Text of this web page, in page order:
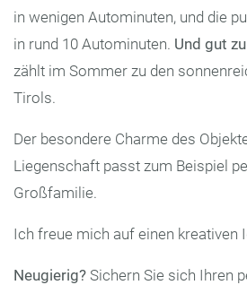
in wenigen Autominuten, und die
in rund 10 Autominuten. Und gut
zählt im Sommer zu den
Tirols.
Der besondere Charme des
Liegenschaft passt zum Beispiel
Großfamilie.
Ich freue mich auf einen kreativen
Neugierig? Sichern Sie sich Ihren